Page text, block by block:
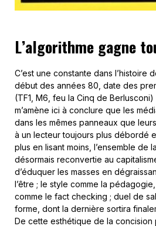
L’algorithme gagne
C’est une constante dans l’histoire
début des années 80, date des
(TF1, M6, feu la Cinq de
m’amène ici à conclure que les
dans les mêmes panneaux que
à un lecteur toujours plus débordé
plus en lisant moins, l’ensemble de
désormais reconvertie au
d’éduquer les masses en
l’être ; le style comme la
comme le fact checking ; duel de
forme, dont la dernière sortira
De cette esthétique de la concision